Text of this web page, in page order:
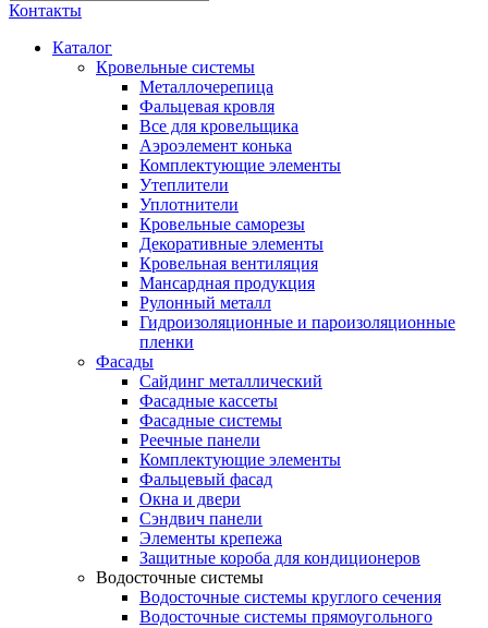
Контакты
Каталог
Кровельные системы
Металлочерепица
Фальцевая кровля
Все для кровельщика
Аэроэлемент конька
Комплектующие элементы
Утеплители
Уплотнители
Кровельные саморезы
Декоративные элементы
Кровельная вентиляция
Мансардная продукция
Рулонный металл
Гидроизоляционные и пароизоляционные
пленки
Фасады
Сайдинг металлический
Фасадные кассеты
Фасадные системы
Реечные панели
Комплектующие элементы
Фальцевый фасад
Окна и двери
Сэндвич панели
Элементы крепежа
Защитные короба для кондиционеров
Водосточные системы
Водосточные системы круглого сечения
Водосточные системы прямоугольного